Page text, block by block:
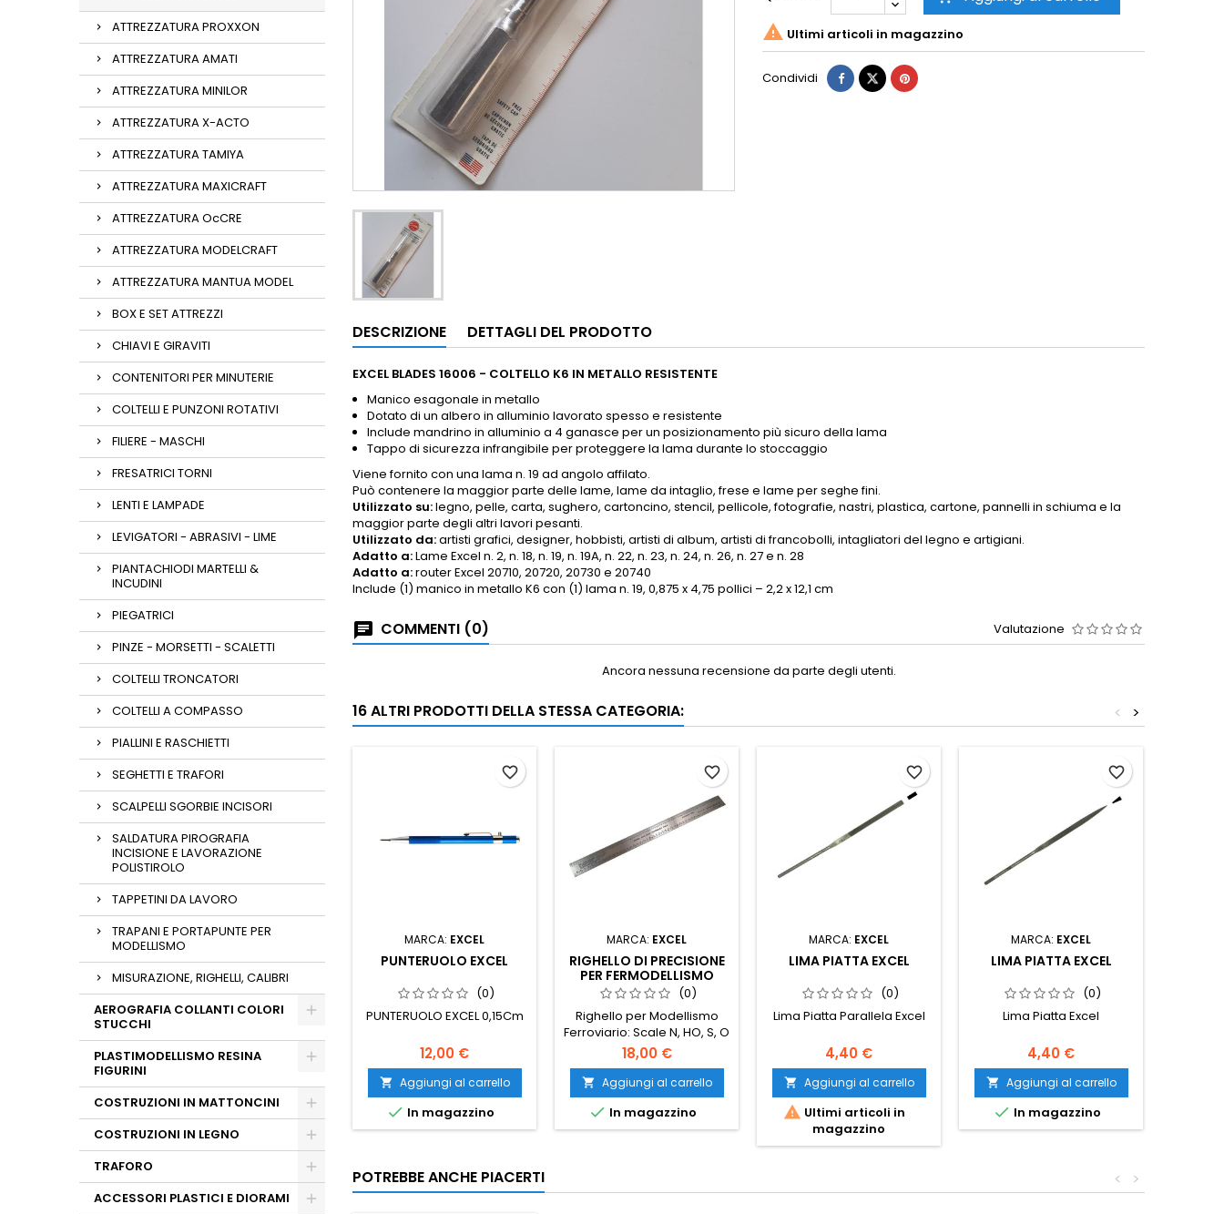
ATTREZZATURA PROXXON
ATTREZZATURA AMATI
ATTREZZATURA MINILOR
ATTREZZATURA X-ACTO
ATTREZZATURA TAMIYA
ATTREZZATURA MAXICRAFT
ATTREZZATURA OcCRE
ATTREZZATURA MODELCRAFT
ATTREZZATURA MANTUA MODEL
BOX E SET ATTREZZI
CHIAVI E GIRAVITI
CONTENITORI PER MINUTERIE
COLTELLI E PUNZONI ROTATIVI
FILIERE - MASCHI
FRESATRICI TORNI
LENTI E LAMPADE
LEVIGATORI - ABRASIVI - LIME
PIANTACHIODI MARTELLI &
INCUDINI
PIEGATRICI
PINZE - MORSETTI - SCALETTI
COLTELLI TRONCATORI
COLTELLI A COMPASSO
PIALLINI E RASCHIETTI
SEGHETTI E TRAFORI
SCALPELLI SGORBIE INCISORI
SALDATURA PIROGRAFIA
INCISIONE E LAVORAZIONE
POLISTIROLO
TAPPETINI DA LAVORO
TRAPANI E PORTAPUNTE PER
MODELLISMO
MISURAZIONE, RIGHELLI, CALIBRI
AEROGRAFIA COLLANTI COLORI
STUCCHI
PLASTIMODELLISMO RESINA
FIGURINI
COSTRUZIONI IN MATTONCINI
COSTRUZIONI IN LEGNO
TRAFORO
ACCESSORI PLASTICI E DIORAMI
 Ultimi articoli in magazzino
Condividi
DESCRIZIONE DETTAGLI DEL PRODOTTO
EXCEL BLADES 16006 - COLTELLO K6 IN METALLO RESISTENTE
Manico esagonale in metallo
Dotato di un albero in alluminio lavorato spesso e resistente
Include mandrino in alluminio a 4 ganasce per un posizionamento più sicuro della lama
Tappo di sicurezza infrangibile per proteggere la lama durante lo stoccaggio
Viene fornito con una lama n. 19 ad angolo affilato.
Può contenere la maggior parte delle lame, lame da intaglio, frese e lame per seghe fini.
Utilizzato su:legno, pelle, carta, sughero, cartoncino, stencil, pellicole, fotografie, nastri, plastica, cartone, pannelli in schiuma e la
maggior parte degli altri lavori pesanti.
Utilizzato da:artisti grafici, designer, hobbisti, artisti di album, artisti di francobolli, intagliatori del legno e artigiani.
Adatto a:Lame Excel n. 2, n. 18, n. 19, n. 19A, n. 22, n. 23, n. 24, n. 26, n. 27 e n. 28
Adatto a:router Excel 20710, 20720, 20730 e 20740
Include (1) manico in metallo K6 con (1) lama n. 19, 0,875 x 4,75 pollici – 2,2 x 12,1 cm
COMMENTI (0) Valutazione
Ancora nessuna recensione da parte degli utenti.
16 ALTRI PRODOTTI DELLA STESSA CATEGORIA: >
<
MARCA: EXCEL
PUNTERUOLO EXCEL
(0)
PUNTERUOLO EXCEL 0,15Cm
12,00 €
 Aggiungi al carrello
 In magazzino
favorite_border
MARCA: EXCEL
RIGHELLO DI PRECISIONE
PER FERMODELLISMO
(0)
Righello per Modellismo
Ferroviario: Scale N, HO, S, O
e Tabella di Conversione
Decimali
18,00 €
 Aggiungi al carrello
 In magazzino
favorite_border
MARCA: EXCEL
LIMA PIATTA EXCEL
(0)
Lima Piatta Parallela Excel
4,40 €
 Aggiungi al carrello
 Ultimi articoli in
magazzino
favorite_border
MARCA: EXCEL
LIMA PIATTA EXCEL
(0)
Lima Piatta Excel
4,40 €
 Aggiungi al carrello
 In magazzino
favorite_border
POTREBBE ANCHE PIACERTI >
<